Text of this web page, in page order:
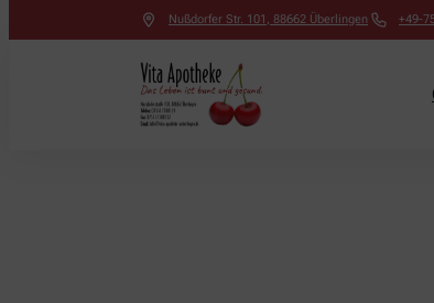
Nußdorfer Str. 101 , 88662 Überlingen +49-